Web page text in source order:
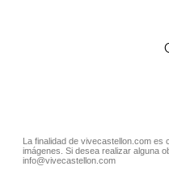
La finalidad de vivecastellon.com
imágenes. Si desea realizar alguna
info@vivecastellon.com